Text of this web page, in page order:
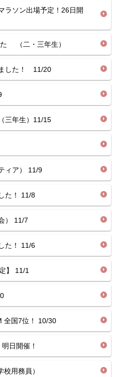
ラソン出場予定！26日開
た （二・三年生）
した！ 11/20
年生）11/15
ィア） 11/9
た！ 11/8
） 11/7
た！ 11/6
】 11/1
全国7位！ 10/30
日開催！
用務員）